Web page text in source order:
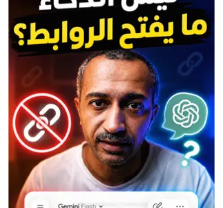
اللاعبين خلال المواسم الأولى من رحلتهم في عالم كرة
السلة.
FIFA 23
تجربة قوية لعشاق كرة القدم